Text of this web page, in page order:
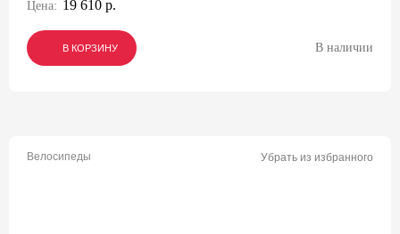
Цена: 19 610 р.
В КОРЗИНУ
В КОРЗИНУ
В КОРЗИНУ В наличии
Велосипеды Убрать из избранного